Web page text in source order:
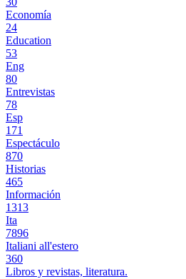
Economía
24
Education
53
Eng
80
Entrevistas
78
Esp
171
Espectáculo
870
Historias
465
Información
1313
Ita
7896
Italiani all'estero
360
Libros y revistas, literatura.